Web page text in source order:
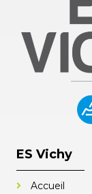
ES Vichy
Accueil